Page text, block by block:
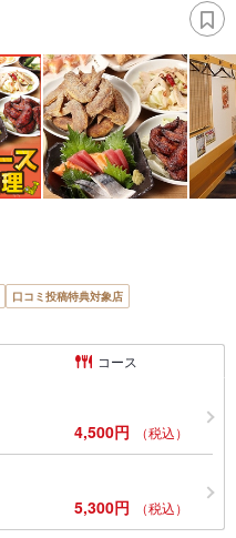
口コミ投稿特典対象店
コース
4,500円 （税込）
5,300円 （税込）